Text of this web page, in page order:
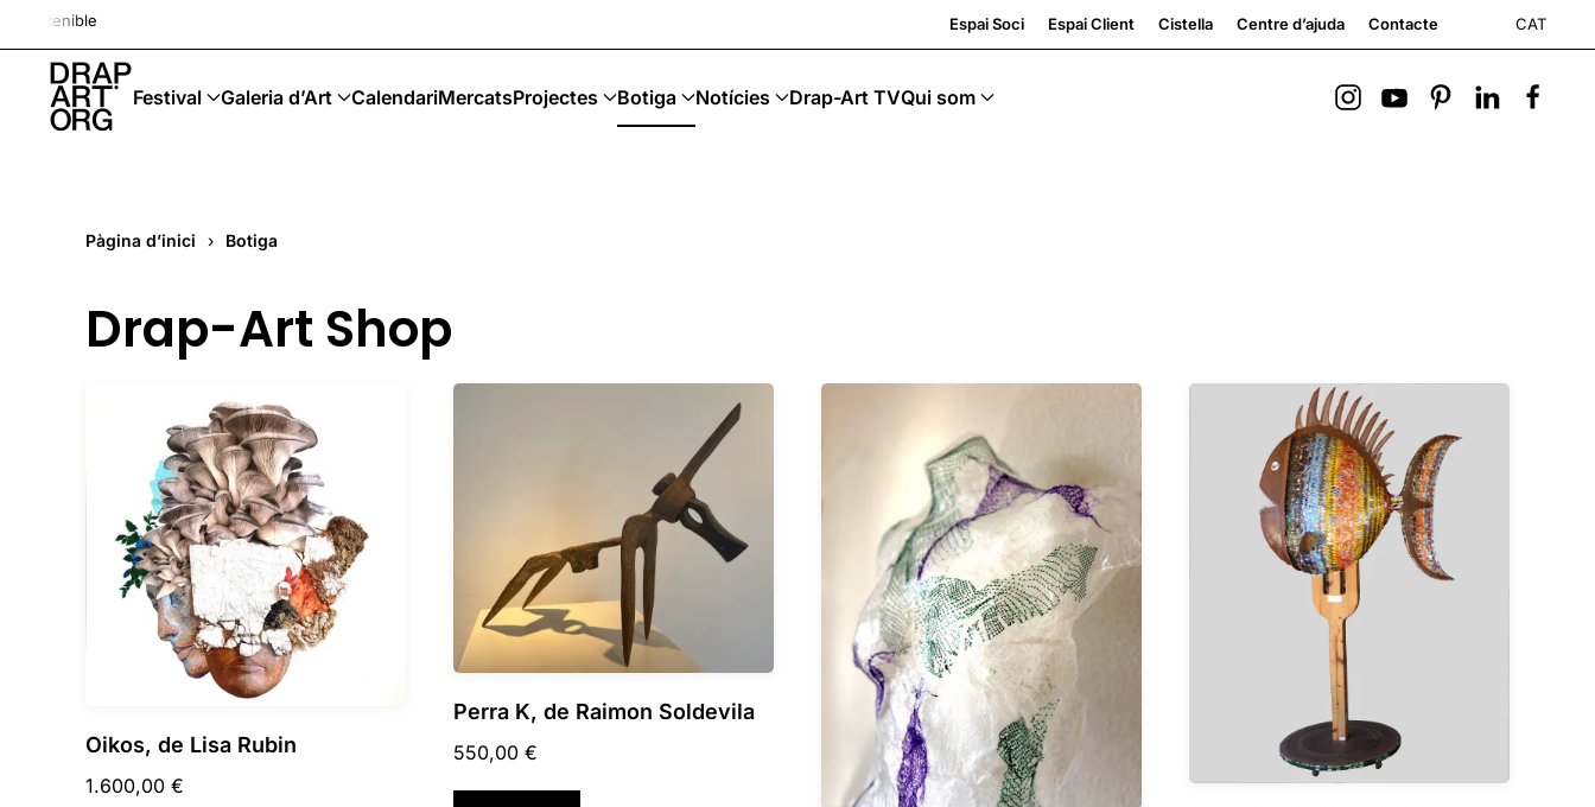
Skip to main content
Espai Soci Espai Client Cistella Centre d’ajuda Contacte CAT
Festival Galeria d’Art CalendariMercatsProjectes Botiga Notícies Drap-Art TVQui som
Pàgina d’inici Botiga
Drap-Art Shop
Oikos, de Lisa Rubin
1.600,00 €
Perra K, de Raimon Soldevila
550,00 €